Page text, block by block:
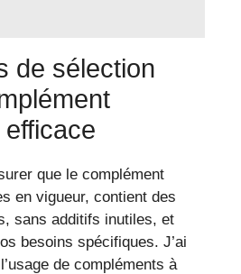
de sélection
que le complément
en vigueur, contient des
sans additifs inutiles, et
besoins spécifiques. J’ai
de compléments à